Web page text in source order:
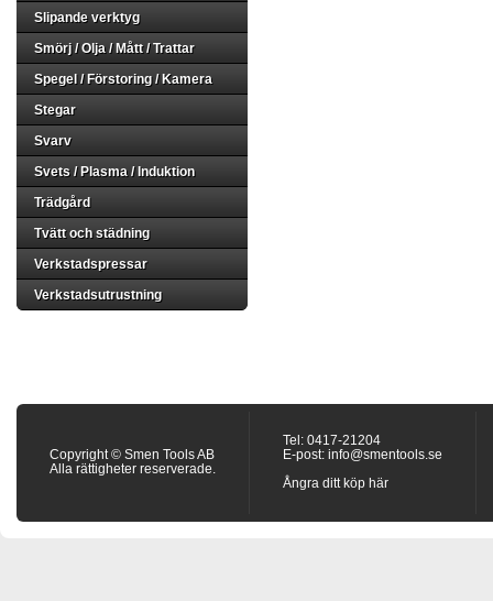
Slipande verktyg
Smörj / Olja / Mått / Trattar
Spegel / Förstoring / Kamera
Stegar
Svarv
Svets / Plasma / Induktion
Trädgård
Tvätt och städning
Verkstadspressar
Verkstadsutrustning
Copyright © Smen Tools AB
Alla rättigheter reserverade.
Tel: 0417-21204
E-post: info@smentools.se
Ångra ditt köp här